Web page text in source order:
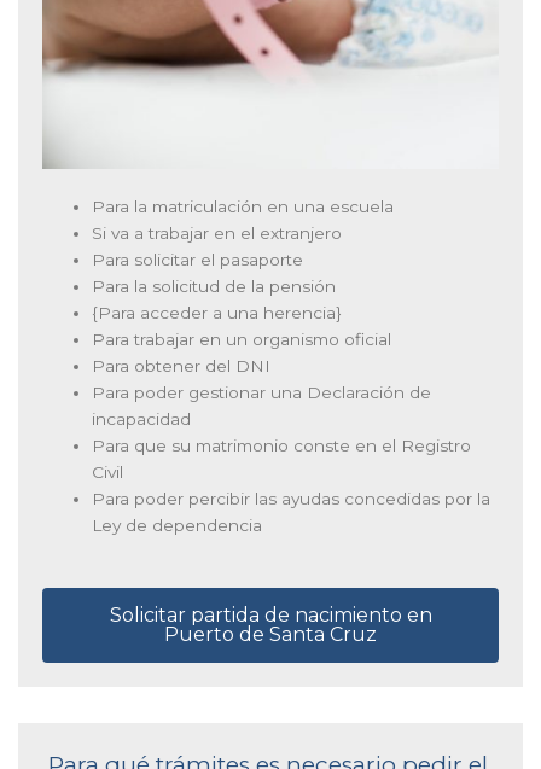
Para la matriculación en una escuela
Si va a trabajar en el extranjero
Para solicitar el pasaporte
Para la solicitud de la pensión
{Para acceder a una herencia}
Para trabajar en un organismo oficial
Para obtener del DNI
Para poder gestionar una Declaración de
incapacidad
Para que su matrimonio conste en el Registro
Civil
Para poder percibir las ayudas concedidas por la
Ley de dependencia
Solicitar partida de nacimiento en
Puerto de Santa Cruz